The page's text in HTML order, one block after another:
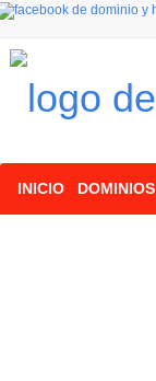
INICIO DOMINIOS